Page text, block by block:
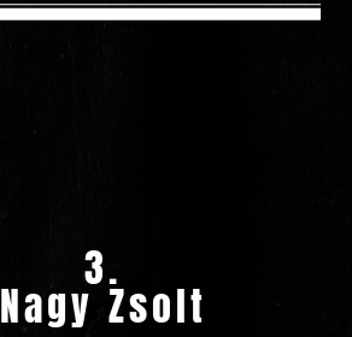
3.
Nagy Zsolt